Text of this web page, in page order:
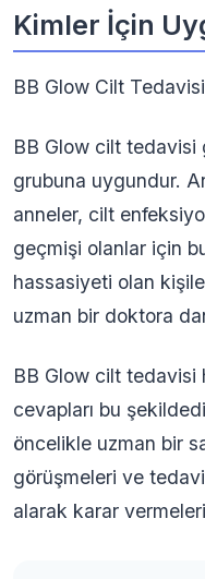
Kimler İçin
BB Glow Cilt
BB Glow cilt
grubuna uygundur.
anneler, cilt
geçmişi olanlar için
hassasiyeti olan
uzman bir doktora
BB Glow cilt tedavisi
cevapları bu
öncelikle uzman bir
görüşmeleri ve
alarak karar